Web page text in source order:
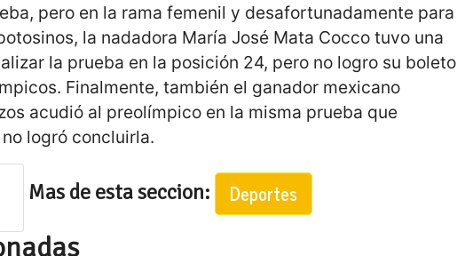
pero en la rama femenil y desafortunadamente para
la nadadora María José Mata Cocco tuvo una
la prueba en la posición 24, pero no logro su boleto
Finalmente, también el ganador mexicano
acudió al preolímpico en la misma prueba que
logró concluirla.
Mas de esta seccion: Deportes